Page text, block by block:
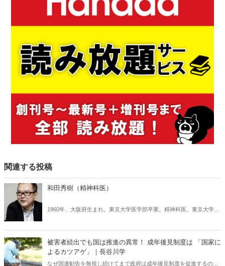
関連する投稿
和田秀樹（精神科医）
1960年、大阪府生まれ。東京大学医学部卒業。精神科医。東京大学医
齢者専門の精神科医として、35年以上にわたって高齢者医療の現場に
携わっている。『80歳の壁』『70歳の正解』『女80歳の壁』(いずれ
も幻冬舎新書)など著書多数。
被害者続出でも国は推進の異常！ 成年後見制度は 「国家に
よるカツアゲ」｜長谷川学
なぜ国連勧告を無視し続けてまで政府は成年後見制度を促進するの